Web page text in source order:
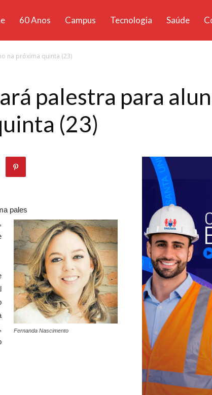
60 Anos Campus Tecnologia Saúde
na próxima quinta (23)
palestra para
(23)
pales
Fernanda Nascimento